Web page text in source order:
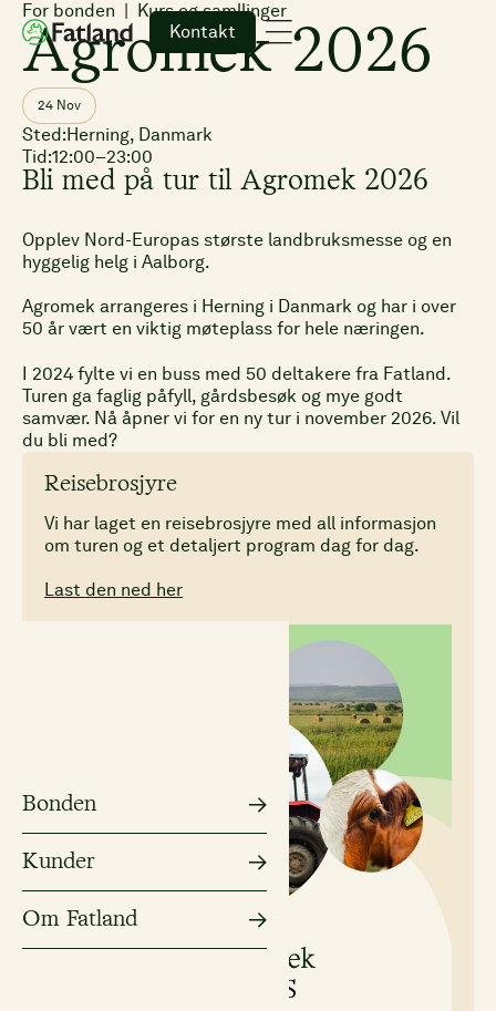
Kontakt
Bonden
Kunder
Om Fatland
For bonden Kurs og samllinger
Agromek 2026
24 Nov
Sted:Herning, Danmark
Tid:12:00–23:00
Bli med på tur til Agromek 2026
Opplev Nord-Europas største landbruksmesse og en
hyggelig helg i Aalborg.
Agromek arrangeres i Herning i Danmark og har i over
50 år vært en viktig møteplass for hele næringen.
I 2024 fylte vi en buss med 50 deltakere fra Fatland.
Turen ga faglig påfyll, gårdsbesøk og mye godt
samvær. Nå åpner vi for en ny tur i november 2026. Vil
du bli med?
Reisebrosjyre
Vi har laget en reisebrosjyre med all informasjon
om turen og et detaljert program dag for dag.
Last den ned her